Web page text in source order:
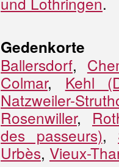
Gedenkorte
Ballersdorf,
Colmar, Kehl
Natzweiler-
Rosenwiller,
des passeurs),
Urbès, Vieux-